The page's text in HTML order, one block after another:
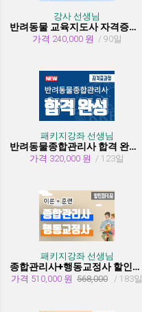
강사 선생님
반려동물 교육지도사 자격증과정
가격 240,000 원 / 90일
패키지강좌 선생님
반려동물종합관리사 합격 완성 패키지
가격 320,000 원 / 123일
패키지강좌 선생님
종합관리사+행동교정사 할인패키지과정
가격 510,000 원 568,000 / 183일